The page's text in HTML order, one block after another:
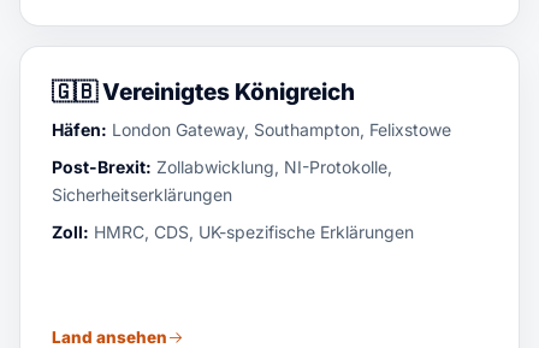
🇬🇧Vereinigtes Königreich
Häfen: London Gateway, Southampton, Felixstowe
Post-Brexit: Zollabwicklung, NI-Protokolle,
Sicherheitserklärungen
Zoll: HMRC, CDS, UK-spezifische Erklärungen
Land ansehen